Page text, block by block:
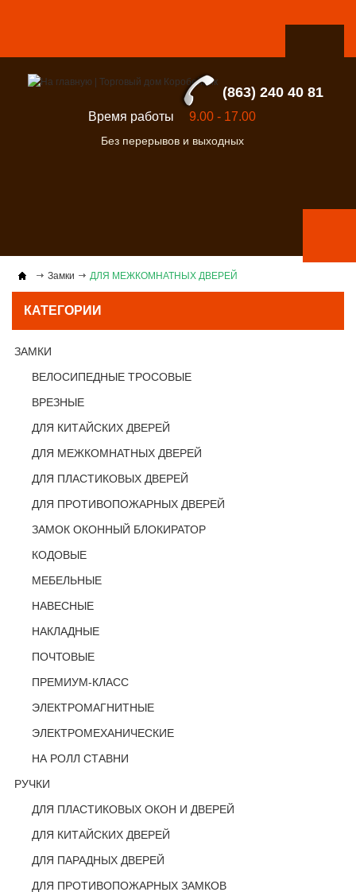
(863) 240 40 81
Время работы 9.00 - 17.00
Без перерывов и выходных
Замки ДЛЯ МЕЖКОМНАТНЫХ ДВЕРЕЙ
КАТЕГОРИИ
ЗАМКИ
ВЕЛОСИПЕДНЫЕ ТРОСОВЫЕ
ВРЕЗНЫЕ
ДЛЯ КИТАЙСКИХ ДВЕРЕЙ
ДЛЯ МЕЖКОМНАТНЫХ ДВЕРЕЙ
ДЛЯ ПЛАСТИКОВЫХ ДВЕРЕЙ
ДЛЯ ПРОТИВОПОЖАРНЫХ ДВЕРЕЙ
ЗАМОК ОКОННЫЙ БЛОКИРАТОР
КОДОВЫЕ
МЕБЕЛЬНЫЕ
НАВЕСНЫЕ
НАКЛАДНЫЕ
ПОЧТОВЫЕ
ПРЕМИУМ-КЛАСС
ЭЛЕКТРОМАГНИТНЫЕ
ЭЛЕКТРОМЕХАНИЧЕСКИЕ
НА РОЛЛ СТАВНИ
РУЧКИ
ДЛЯ ПЛАСТИКОВЫХ ОКОН И ДВЕРЕЙ
ДЛЯ КИТАЙСКИХ ДВЕРЕЙ
ДЛЯ ПАРАДНЫХ ДВЕРЕЙ
ДЛЯ ПРОТИВОПОЖАРНЫХ ЗАМКОВ